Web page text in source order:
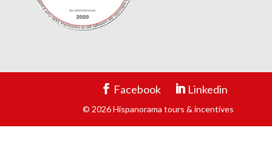
Facebook Linkedin
© 2026 Hispanorama tours & incentives